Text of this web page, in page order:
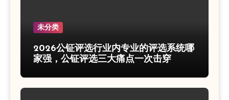
未分类
2026公钲评选行业内专业的评选系统哪
家强，公钲评选三大痛点一次击穿